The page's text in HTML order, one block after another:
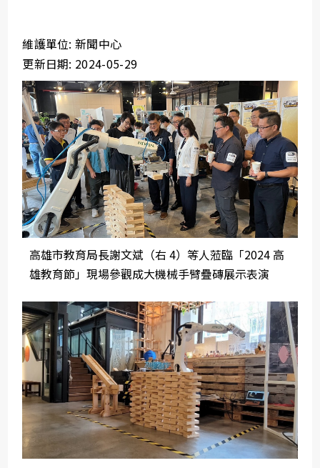
維護單位: 新聞中心
更新日期: 2024-05-29
高雄市教育局長謝文斌（右 4）等人蒞臨「2024 高
雄教育節」現場參觀成大機械手臂疊磚展示表演